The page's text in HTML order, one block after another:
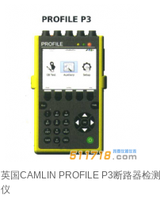
英国CAMLIN PROFILE P3断路器检测
仪